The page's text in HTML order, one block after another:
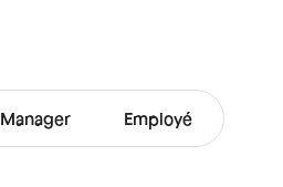
Manager Employé